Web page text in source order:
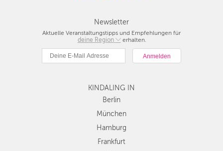
Newsletter
Aktuelle Veranstaltungstipps und Empfehlungen für
deine Region
Berlin
Hamburg
Köln
Düsseldorf
Stuttgart
Essen
erhalten.
KINDALING IN
Berlin
München
Hamburg
Frankfurt